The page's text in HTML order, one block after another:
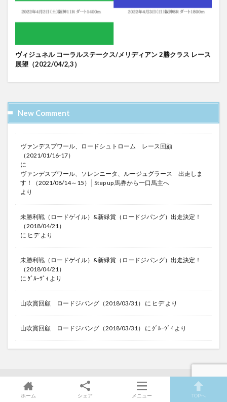
ヴィジュネル コーラルステークス/メリディアン 2勝クラス レース
展望（2022/04/2,3）
New Comment
ヴァンデスプワール、ロードシュトローム レース回顧
（2021/01/16-17）
に
ヴァンデスプワール、ソレンニータ、ルージュグラース 出走しま
す！（2021/08/14～15）│Step up 馬券から一口馬主へ
より
未勝利戦（ロードゲイル）&新緑賞（ロードジパング）出走決定！
（2018/04/21）
に ヒデより
未勝利戦（ロードゲイル）&新緑賞（ロードジパング）出走決定！
（2018/04/21）
に ｸﾞﾙｰｳﾞｨ より
山吹賞回顧 ロードジパング（2018/03/31） に ヒデより
山吹賞回顧 ロードジパング（2018/03/31） に ｸﾞﾙｰｳﾞｨ より
ホーム シェア メニュー TOPへ